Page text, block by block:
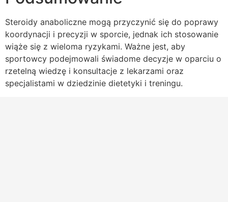
Steroidy anaboliczne mogą przyczynić się do poprawy
koordynacji i precyzji w sporcie, jednak ich stosowanie
wiąże się z wieloma ryzykami. Ważne jest, aby
sportowcy podejmowali świadome decyzje w oparciu o
rzetelną wiedzę i konsultacje z lekarzami oraz
specjalistami w dziedzinie dietetyki i treningu.